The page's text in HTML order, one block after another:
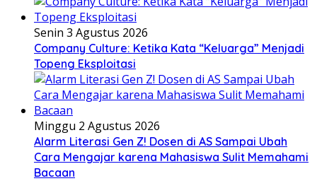
Senin 3 Agustus 2026
Company Culture: Ketika Kata “Keluarga” Menjadi
Topeng Eksploitasi
Minggu 2 Agustus 2026
Alarm Literasi Gen Z! Dosen di AS Sampai Ubah
Cara Mengajar karena Mahasiswa Sulit Memahami
Bacaan